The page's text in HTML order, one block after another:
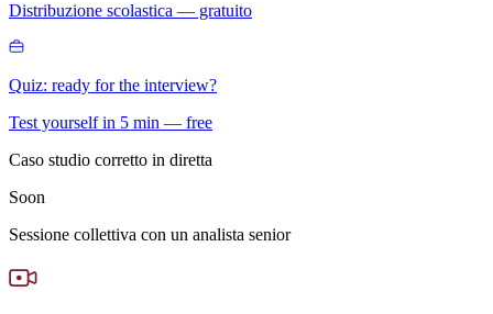
Distribuzione scolastica — gratuito
Quiz: ready for the interview?
Test yourself in 5 min — free
Caso studio corretto in diretta
Soon
Sessione collettiva con un analista senior